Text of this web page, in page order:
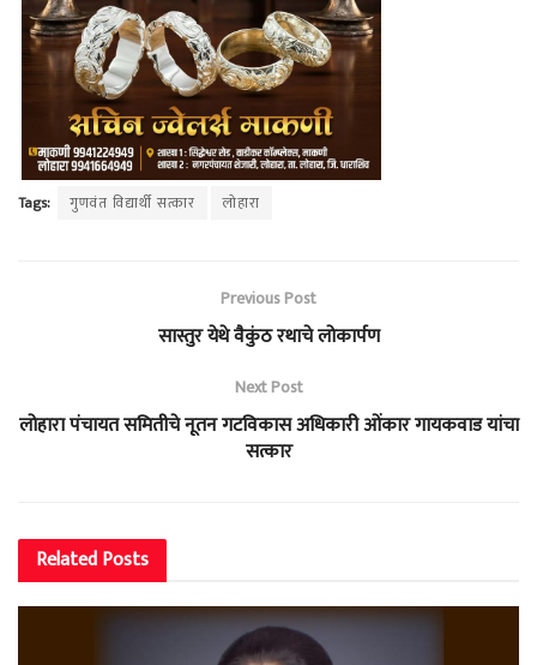
Tags: गुणवंत विद्यार्थी सत्कार लोहारा
Previous Post
सास्तुर येथे वैकुंठ रथाचे लोकार्पण
Next Post
लोहारा पंचायत समितीचे नूतन गटविकास अधिकारी ओंकार गायकवाड यांचा
सत्कार
RelatedPosts